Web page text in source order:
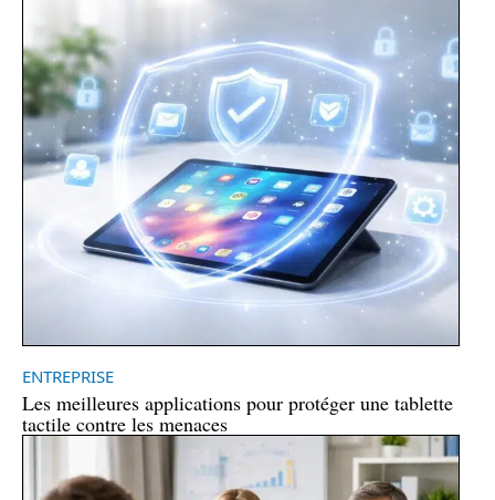
ENTREPRISE
Les meilleures applications pour protéger une tablette
tactile contre les menaces